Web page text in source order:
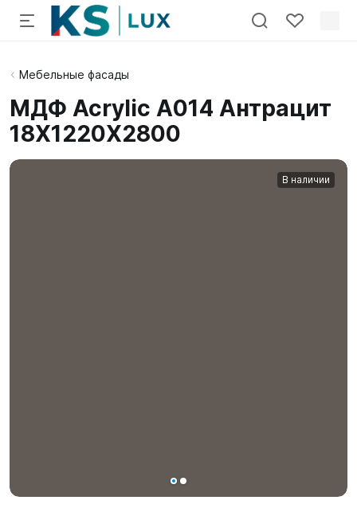
Мебельные фасады
МДФ Acrylic A014 Антрацит
18X1220X2800
В наличии